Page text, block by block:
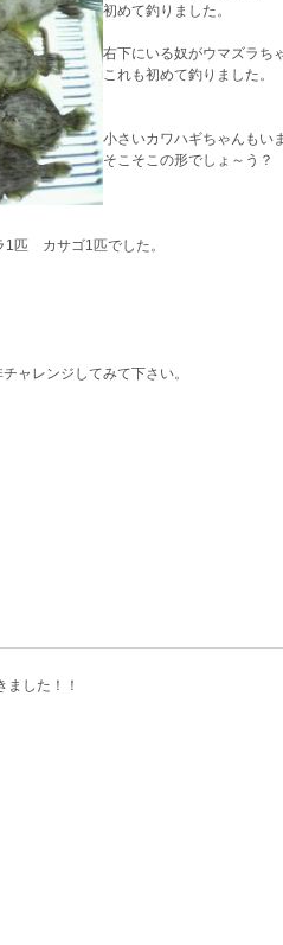
初めて釣りました。
右下にいる奴がウマズラち
これも初めて釣りました。
小さいカワハギちゃんもい
そこそこの形でしょ～う？
匹 カサゴ1匹でした。
ャレンジしてみて下さい。
おや
した！！